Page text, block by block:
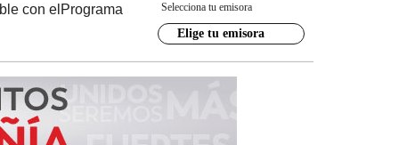
con el Programa Selecciona tu emisora
Elige tu emisora